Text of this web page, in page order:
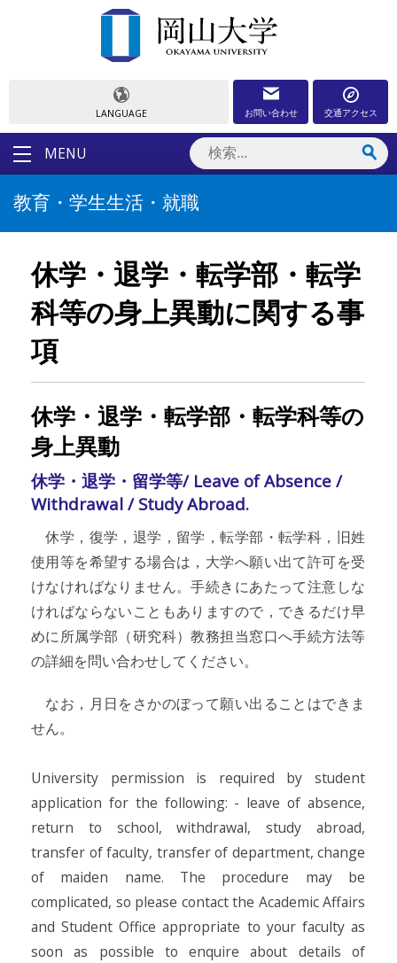
LANGUAGE お問い合わせ 交通アクセス
MENU
教育・学生生活・就職
休学・退学・転学部・転学
科等の身上異動に関する事
項
休学・退学・転学部・転学科等の
身上異動
休学・退学・留学等/ Leave of Absence /
Withdrawal / Study Abroad.
休学，復学，退学，留学，転学部・転学科，旧姓
使用等を希望する場合は，大学へ願い出て許可を受
けなければなりません。手続きにあたって注意しな
ければならないこともありますので，できるだけ早
めに所属学部（研究科）教務担当窓口へ手続方法等
の詳細を問い合わせしてください。
なお，月日をさかのぼって願い出ることはできま
せん。
University permission is required by student
application for the following: - leave of absence,
return to school, withdrawal, study abroad,
transfer of faculty, transfer of department, change
of maiden name. The procedure may be
complicated, so please contact the Academic Affairs
and Student Office appropriate to your faculty as
soon as possible to enquire about details of